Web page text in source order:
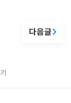
다음글